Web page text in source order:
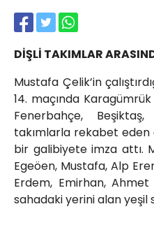
DİŞLİ TAKIMLAR
Mustafa Çelik’in
14. maçında
Fenerbahçe,
takımlarla rekabet
bir galibiyete imza attı.
Egeöen, Mustafa, Alp
Erdem, Emirhan, Ahmet
sahadaki yerini alan yeşil